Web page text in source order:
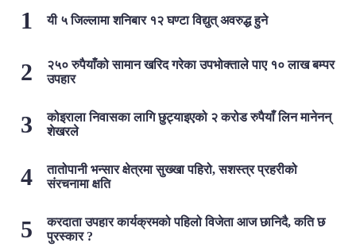
यी ५ जिल्लामा शनिबार १२ घण्टा विद्युत् अवरुद्ध हुने
२५० रुपैयाँको सामान खरिद गरेका उपभोक्ताले पाए १० लाख बम्पर
उपहार
कोइराला निवासका लागि छुट्याइएको २ करोड रुपैयाँ लिन मानेनन्
शेखरले
तातोपानी भन्सार क्षेत्रमा सुख्खा पहिरो, सशस्त्र प्रहरीको
संरचनामा क्षति
करदाता उपहार कार्यक्रमको पहिलो विजेता आज छानिदै, कति छ
पुरस्कार ?